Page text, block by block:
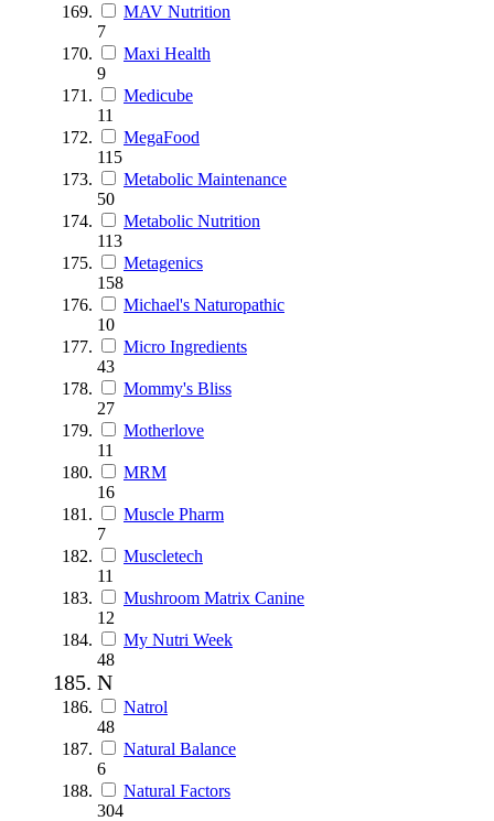
MAV Nutrition
7
Maxi Health
9
Medicube
11
MegaFood
115
Metabolic Maintenance
50
Metabolic Nutrition
113
Metagenics
158
Michael's Naturopathic
10
Micro Ingredients
43
Mommy's Bliss
27
Motherlove
11
MRM
16
Muscle Pharm
7
Muscletech
11
Mushroom Matrix Canine
12
My Nutri Week
48
N
Natrol
48
Natural Balance
6
Natural Factors
304